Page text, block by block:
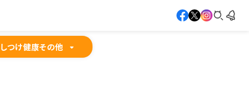
しつけ健康その他